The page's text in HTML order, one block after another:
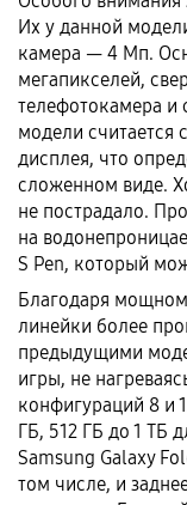
Их у данной
камера — 4 Мп.
мегапикселей,
телефотокамера
модели считается
дисплея, что
сложенном виде.
не пострадало.
на
S Pen, который
Благодаря
линейки более
предыдущими
игры, не
конфигураций 8 и
ГБ, 512 ГБ до 1 ТБ
Samsung Galaxy
том числе, и